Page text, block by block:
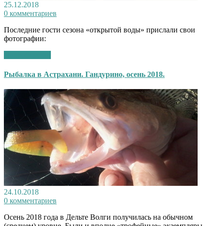
25.12.2018
0 комментариев
Последние гости сезона «открытой воды» прислали свои
фотографии:
Рыбалка в Астрахани. Гандурино, осень 2018.
24.10.2018
0 комментариев
Осень 2018 года в Дельте Волги получилась на обычном